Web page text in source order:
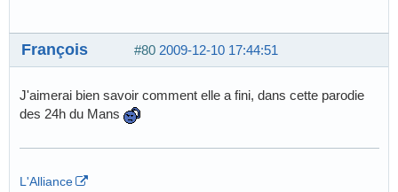
#80 2009-12-10 17:44:51
François
J'aimerai bien savoir comment elle a fini, dans cette parodie
des 24h du Mans
L'Alliance